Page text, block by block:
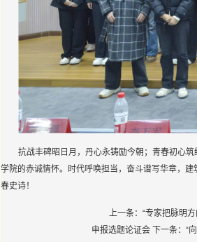
抗战丰碑昭日月，丹心永铸励今朝；青春初心
学院的赤诚情怀。时代呼唤担当，奋斗谱写华章，
春史诗！
上一条： “专家把脉明
申报选题论证会 下一条： “